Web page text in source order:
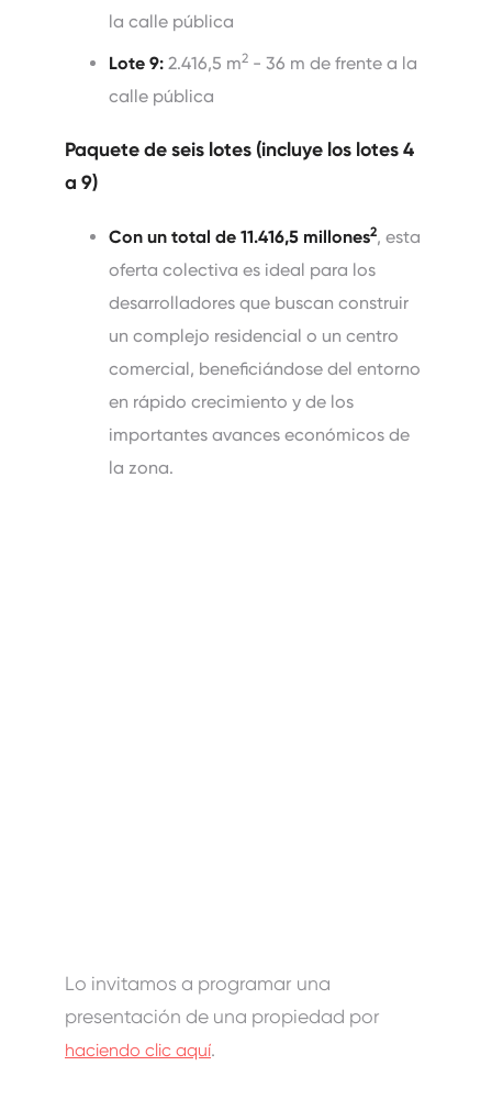
la calle pública
Lote 9: 2.416,5 m2 - 36 m de frente a la
calle pública
Paquete de seis lotes (incluye los lotes 4
a 9)
Con un total de 11.416,5 millones2, esta
oferta colectiva es ideal para los
desarrolladores que buscan construir
un complejo residencial o un centro
comercial, beneficiándose del entorno
en rápido crecimiento y de los
importantes avances económicos de
la zona.
Lo invitamos a programar una
presentación de una propiedad por
haciendo clic aquí.